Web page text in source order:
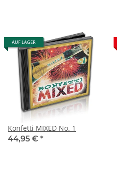
AUF LAGER
Konfetti MIXED No. 1
44,95 € *